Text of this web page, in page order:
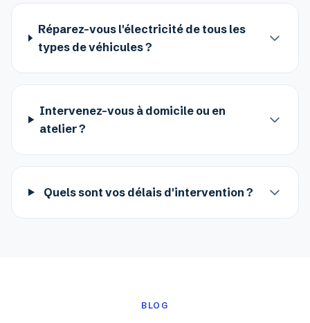
Réparez-vous l'électricité de tous les
types de véhicules ?
Intervenez-vous à domicile ou en
atelier ?
Quels sont vos délais d'intervention ?
BLOG